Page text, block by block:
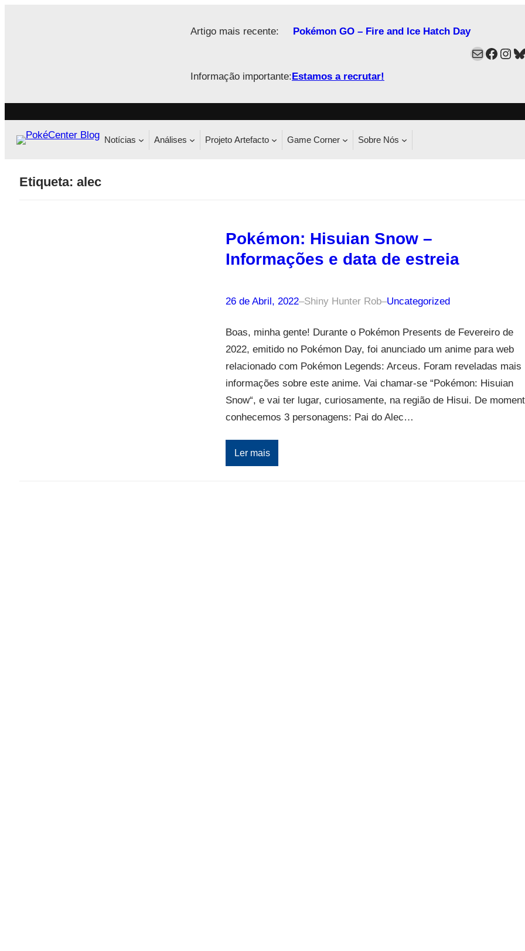
Artigo mais recente: Pokémon GO – Fire and Ice Hatch Day
Informação importante:Estamos a recrutar!
Mail
Notícias Análises Projeto Artefacto Game Corner Sobre Nós
Etiqueta: alec
Pokémon: Hisuian Snow –
Informações e data de estreia
26 de Abril, 2022–Shiny Hunter Rob–Uncategorized
Boas, minha gente! Durante o Pokémon Presents de Fevereiro de
2022, emitido no Pokémon Day, foi anunciado um anime para web
relacionado com Pokémon Legends: Arceus. Foram reveladas mais
informações sobre este anime. Vai chamar-se “Pokémon: Hisuian
Snow“, e vai ter lugar, curiosamente, na região de Hisui. De
conhecemos 3 personagens: Pai do Alec…
Ler mais